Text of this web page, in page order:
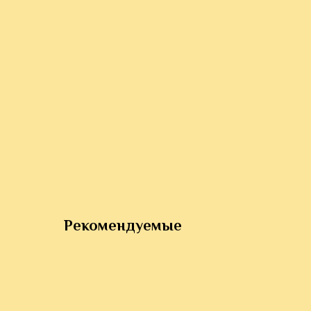
Рекомендуемые